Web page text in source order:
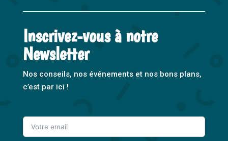
Inscrivez-vous à notre
Newsletter
Nos conseils, nos événements et nos bons plans,
c’est par ici !